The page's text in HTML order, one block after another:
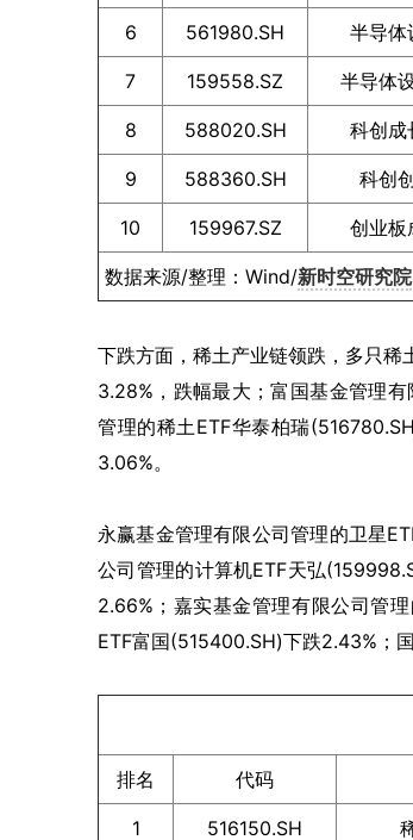
6 561980.SH 半导体
7 159558.SZ 半导体
8 588020.SH 科创成
9 588360.SH 科创
10 159967.SZ 创业板
数据来源/整理：Wind/新时空研究院
下跌方面，稀土产业链领跌，多只稀
3.28%，跌幅最大；富国基金管理
管理的稀土ETF华泰柏瑞
3.06%。
永赢基金管理有限公司管理的卫星
公司管理的计算机ETF天弘
2.66%；嘉实基金管理有限公司管
ETF富国(515400.SH)下跌2.43%；
排名 代码
1 516150.SH